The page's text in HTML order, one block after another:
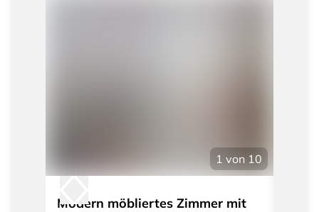
1 von 10
Modern möbliertes Zimmer mit